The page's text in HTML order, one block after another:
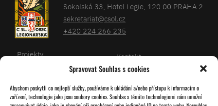
Spravovat Souhlas s cookies
Abychom poskytli co nejlepší služby, používáme k ukládání a/nebo přístupu k informacím o
zařízení, technologie jako jsou soubory cookies. Souhlas s těmito technologiemi nám umožní
Sokolská 33, Hotel Legie, 120 00 PRAHA 2
sekretariat@csol.cz
+420 224 266 235
Projekty
Kalendář
Kontakt
Databáze legionářů
Pro členy